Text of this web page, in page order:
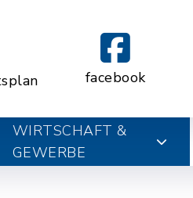
facebook
WIRTSCHAFT &
GEWERBE